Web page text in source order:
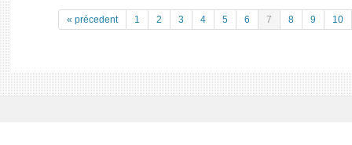
« précedent 1 2 3 4 5 6 7 8 9 10